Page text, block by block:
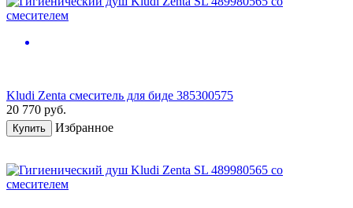
Kludi Zenta смеситель для биде 385300575
20 770 руб.
Купить Избранное